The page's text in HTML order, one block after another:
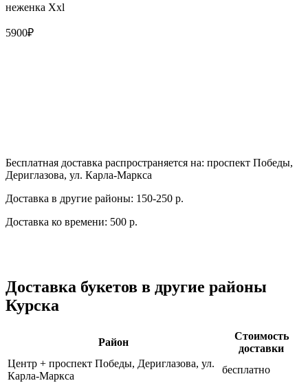
неженка Xxl
5900₽
Бесплатная доставка распространяется на: проспект Победы,
Дериглазова, ул. Карла-Маркса
Доставка в другие районы: 150-250 р.
Доставка ко времени: 500 р.
Доставка букетов в другие районы
Курска
Район
Стоимость
доставки
Центр + проспект Победы, Дериглазова, ул.
Карла-Маркса
бесплатно